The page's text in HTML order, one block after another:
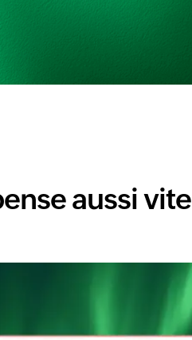
aussi vite